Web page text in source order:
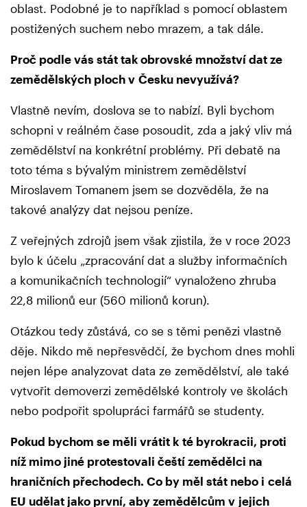
oblast. Podobné je to například s pomocí oblastem
postižených suchem nebo mrazem, a tak dále.
Proč podle vás stát tak obrovské množství dat ze
zemědělských ploch v Česku nevyužívá?
Vlastně nevím, doslova se to nabízí. Byli bychom
schopni v reálném čase posoudit, zda a jaký vliv má
zemědělství na konkrétní problémy. Při debatě na
toto téma s bývalým ministrem zemědělství
Miroslavem Tomanem jsem se dozvěděla, že na
takové analýzy dat nejsou peníze.
Z veřejných zdrojů jsem však zjistila, že v roce 2023
bylo k účelu „zpracování dat a služby informačních
a komunikačních technologií“ vynaloženo zhruba
22,8 milionů eur (560 milionů korun).
Otázkou tedy zůstává, co se s těmi penězi vlastně
děje. Nikdo mě nepřesvědčí, že bychom dnes mohli
nejen lépe analyzovat data ze zemědělství, ale také
vytvořit demoverzi zemědělské kontroly ve školách
nebo podpořit spolupráci farmářů se studenty.
Pokud bychom se měli vrátit k té byrokracii, proti
níž mimo jiné protestovali čeští zemědělci na
hraničních přechodech. Co by měl stát nebo i celá
EU udělat jako první, aby zemědělcům v jejich